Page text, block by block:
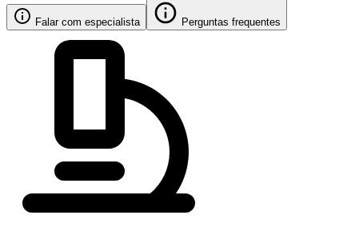
Falar com especialista Perguntas frequentes